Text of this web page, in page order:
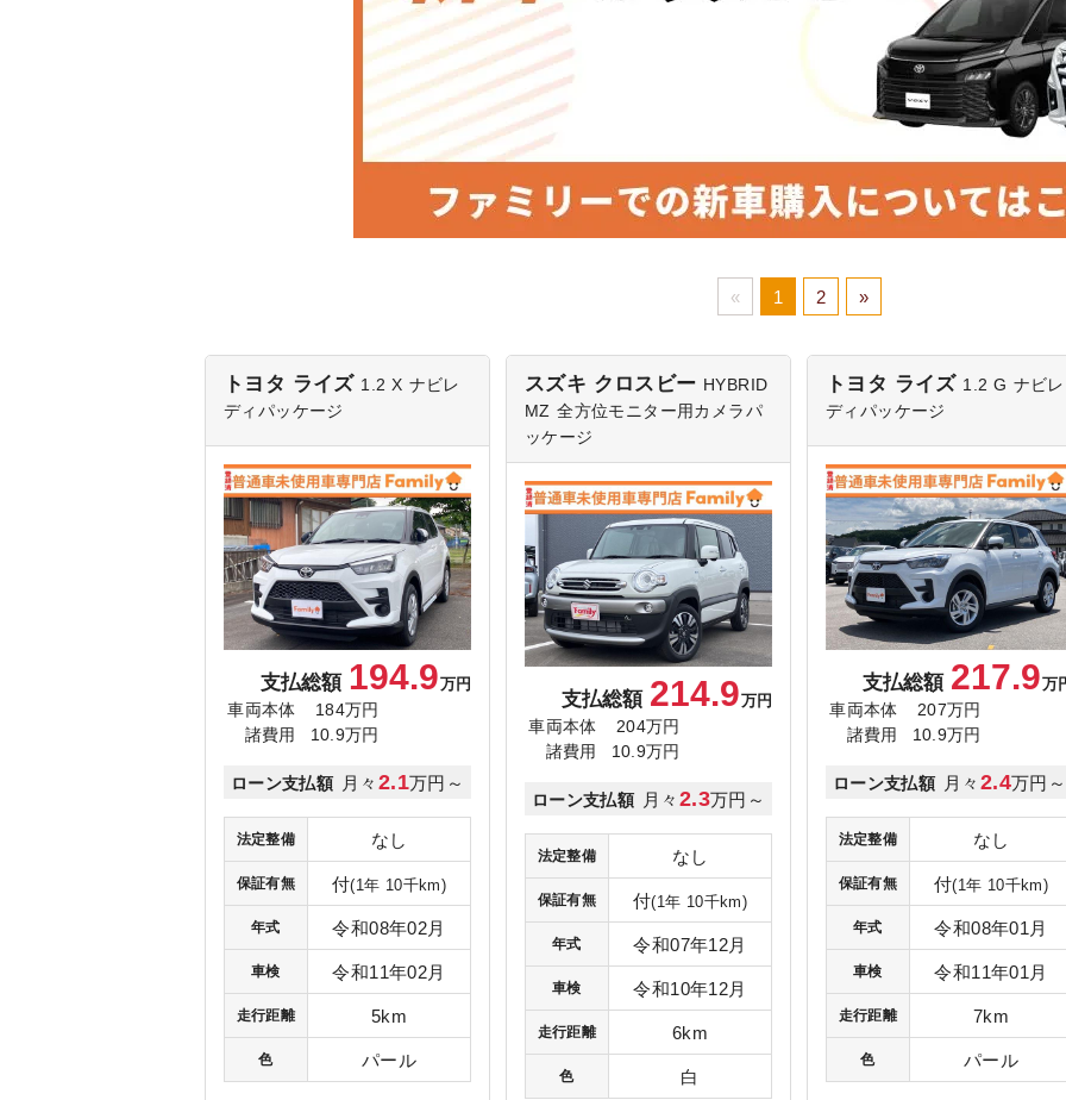
« 1 2 »
トヨタ ライズ 1.2 X ナビレ
ディパッケージ
支払総額 194.9万円
車両本体
184万円
諸費用
10.9万円
ローン支払額 月々 2.1万円～
法定整備 なし
保証有無 付(1年 10千km)
年式 令和08年02月
車検 令和11年02月
走行距離 5km
色 パール
スズキ クロスビー HYBRID
MZ 全方位モニター用カメラパ
ッケージ
支払総額 214.9万円
車両本体
204万円
諸費用
10.9万円
ローン支払額 月々 2.3万円～
法定整備 なし
保証有無 付(1年 10千km)
年式 令和07年12月
車検 令和10年12月
走行距離 6km
色 白
トヨタ ライズ 1.2 G ナビレ
ディパッケージ
支払総額 217.9万
車両本体
207万円
諸費用
10.9万円
ローン支払額 月々 2.4万円～
法定整備 なし
保証有無 付(1年 10千km)
年式 令和08年01月
車検 令和11年01月
走行距離 7km
色 パール